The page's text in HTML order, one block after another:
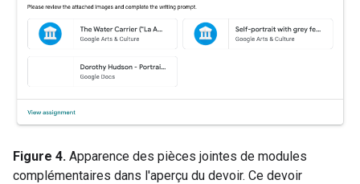
Figure 4. Apparence des pièces jointes de modules
complémentaires dans l'aperçu du devoir. Ce devoir